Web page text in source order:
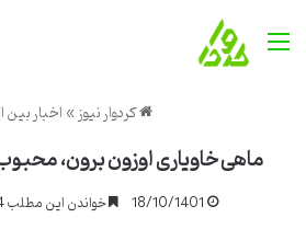
منو
کردوار نیوز»اخبار بین
ماهی خاویاری اوزون برون، محبوب
18/10/1401 خواندن این مطلب 4 دقیقه زمان میبرد